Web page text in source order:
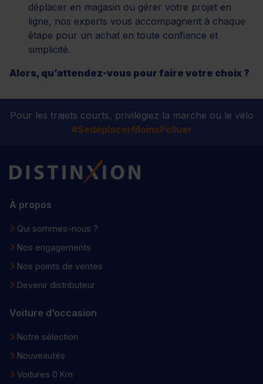
déplacer en magasin ou gérer votre projet en
ligne, nos experts vous accompagnent à chaque
étape pour un achat en toute confiance et
simplicité.
Alors, qu’attendez-vous pour faire votre choix ?
Pour les trajets courts, privilégiez la marche ou le vélo
#SedéplacerMoinsPolluer
Distinxion
À propos
Qui sommes-nous ?
Nos engagements
Nos points de ventes
Devenir distributeur
Voiture d’occasion
Notre sélection
Nouveautés
Voitures 0 Km